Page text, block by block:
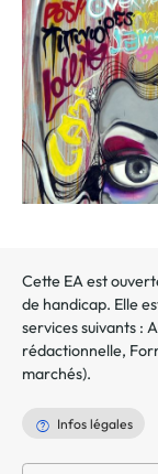
Cette EA est
de handicap. Elle
services suivants :
rédactionnelle,
marchés).
Infos légales